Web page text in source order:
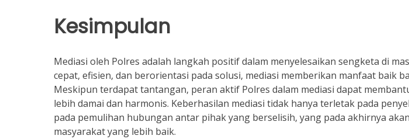
Kesimpulan
Mediasi oleh Polres adalah langkah positif dalam menyelesaikan sengketa di
cepat, efisien, dan berorientasi pada solusi, mediasi memberikan manfaat baik
Meskipun terdapat tantangan, peran aktif Polres dalam mediasi dapat
lebih damai dan harmonis. Keberhasilan mediasi tidak hanya terletak pada
pada pemulihan hubungan antar pihak yang berselisih, yang pada akhirnya
masyarakat yang lebih baik.